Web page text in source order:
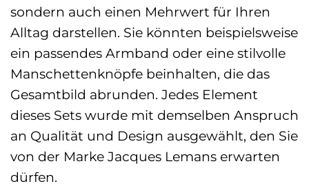
sondern auch einen Mehrwert für Ihren
Alltag darstellen. Sie könnten beispielsweise
ein passendes Armband oder eine stilvolle
Manschettenknöpfe beinhalten, die das
Gesamtbild abrunden. Jedes Element
dieses Sets wurde mit demselben Anspruch
an Qualität und Design ausgewählt, den Sie
von der Marke Jacques Lemans erwarten
dürfen.